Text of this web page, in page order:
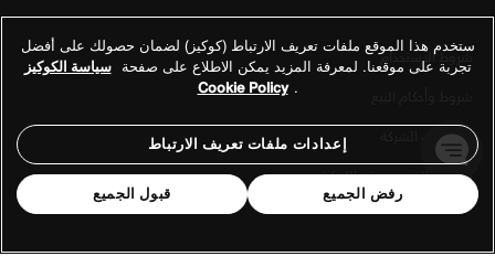
شروط الاستخدام
معلومات الشركة
سياسة الخصوصية والكوكيز
ستخدم هذا الموقع ملفات تعريف الارتباط (كوكيز) لضمان حصولك على أفضل
تجربة على موقعنا. لمعرفة المزيد يمكن الاطلاع على صفحة سياسة الكوكيز
.
Cookie Policy
إعدادات ملفات تعريف الارتباط
رفض الجميع قبول الجميع